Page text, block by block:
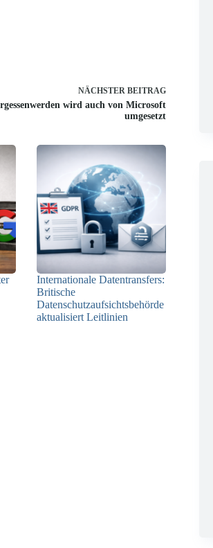
NÄCHSTER BEITRAG
wird auch von Microsoft
umgesetzt
Internationale Datentransfers:
Britische
Datenschutzaufsichtsbehörde
aktualisiert Leitlinien